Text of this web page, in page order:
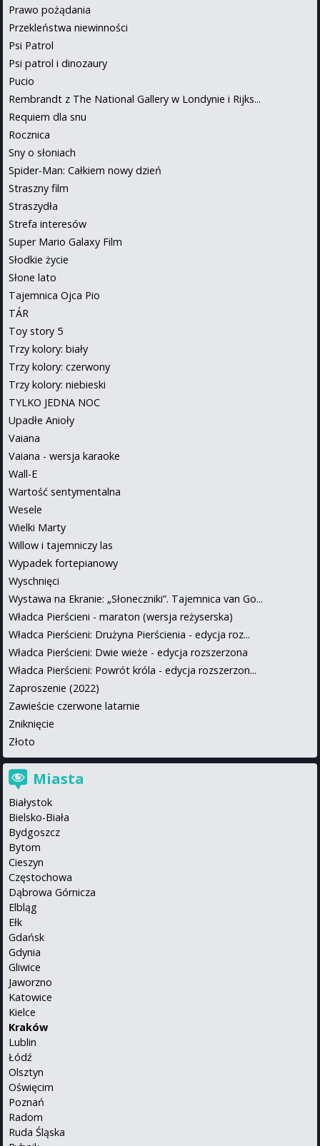
Prawo pożądania
Przekleństwa niewinności
Psi Patrol
Psi patrol i dinozaury
Pucio
Rembrandt z The National Gallery w Londynie i Rijks...
Requiem dla snu
Rocznica
Sny o słoniach
Spider-Man: Całkiem nowy dzień
Straszny film
Straszydła
Strefa interesów
Super Mario Galaxy Film
Słodkie życie
Słone lato
Tajemnica Ojca Pio
TÁR
Toy story 5
Trzy kolory: biały
Trzy kolory: czerwony
Trzy kolory: niebieski
TYLKO JEDNA NOC
Upadłe Anioły
Vaiana
Vaiana - wersja karaoke
Wall-E
Wartość sentymentalna
Wesele
Wielki Marty
Willow i tajemniczy las
Wypadek fortepianowy
Wyschnięci
Wystawa na Ekranie: „Słoneczniki”. Tajemnica van Go...
Władca Pierścieni - maraton (wersja reżyserska)
Władca Pierścieni: Drużyna Pierścienia - edycja roz...
Władca Pierścieni: Dwie wieże - edycja rozszerzona
Władca Pierścieni: Powrót króla - edycja rozszerzon...
Zaproszenie (2022)
Zawieście czerwone latarnie
Zniknięcie
Złoto
Miasta
Białystok
Bielsko-Biała
Bydgoszcz
Bytom
Cieszyn
Częstochowa
Dąbrowa Górnicza
Elbląg
Ełk
Gdańsk
Gdynia
Gliwice
Jaworzno
Katowice
Kielce
Kraków
Lublin
Łódź
Olsztyn
Oświęcim
Poznań
Radom
Ruda Śląska